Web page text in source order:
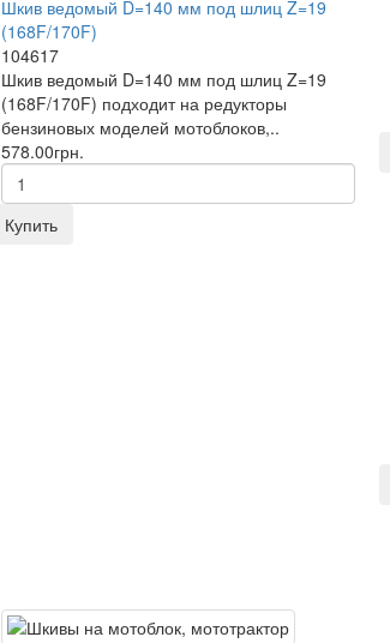
Шкив ведомый D=140 мм под шлиц Z=19
(168F/170F)
104617
Шкив ведомый D=140 мм под шлиц Z=19
(168F/170F) подходит на редукторы
бензиновых моделей мотоблоков,..
578.00грн.
Купить